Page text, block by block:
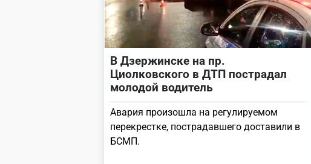
В Дзержинске на пр.
Циолковского в ДТП пострадал
молодой водитель
Авария произошла на регулируемом
перекрестке, пострадавшего доставили в
БСМП.